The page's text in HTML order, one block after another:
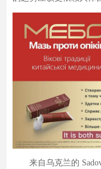
来自乌克兰的